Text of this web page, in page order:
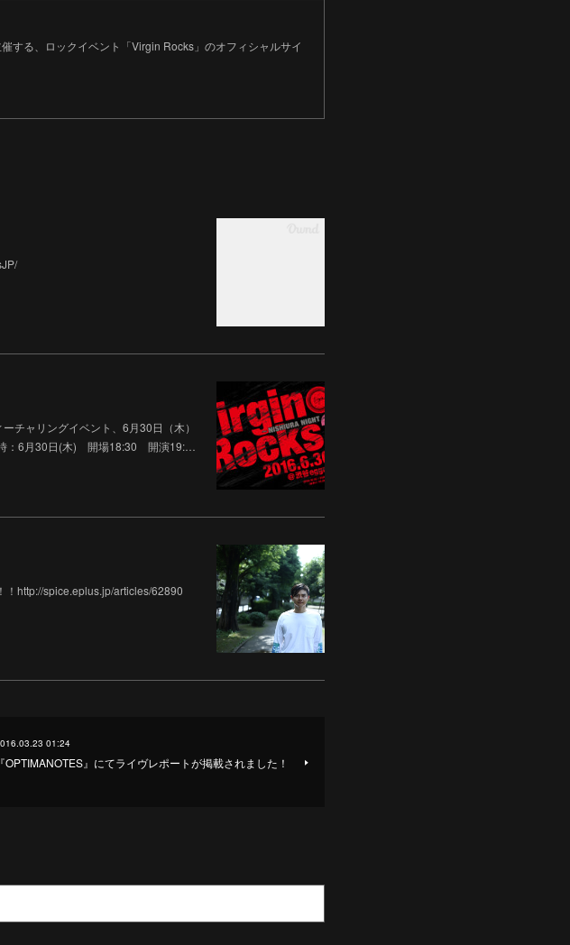
する、ロックイベント「Virgin Rocks」のオフィシャルサイ
チャリングイベント、6月30日（木）
時：6月30日(木) 開場18:30 開演19:…
！http://spice.eplus.jp/articles/62890
01:24
『OPTIMANOTES』にてライヴレポートが掲載されました！